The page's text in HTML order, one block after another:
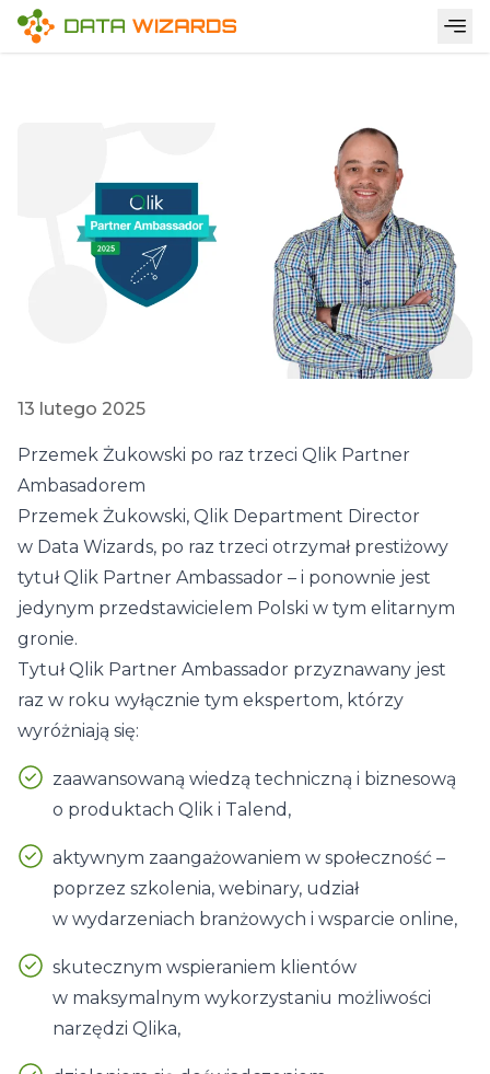
13 lutego 2025
Przemek Żukowski po raz trzeci Qlik Partner
Ambasadorem
Przemek Żukowski, Qlik Department Director
w Data Wizards, po raz trzeci otrzymał prestiżowy
tytuł Qlik Partner Ambassador – i ponownie jest
jedynym przedstawicielem Polski w tym elitarnym
gronie.
Tytuł Qlik Partner Ambassador przyznawany jest
raz w roku wyłącznie tym ekspertom, którzy
wyróżniają się:
zaawansowaną wiedzą techniczną i biznesową
o produktach Qlik i Talend ,
aktywnym zaangażowaniem w społeczność –
poprzez szkolenia, webinary, udział
w wydarzeniach branżowych i wsparcie online,
skutecznym wspieraniem klientów
w maksymalnym wykorzystaniu możliwości
narzędzi Qlika,